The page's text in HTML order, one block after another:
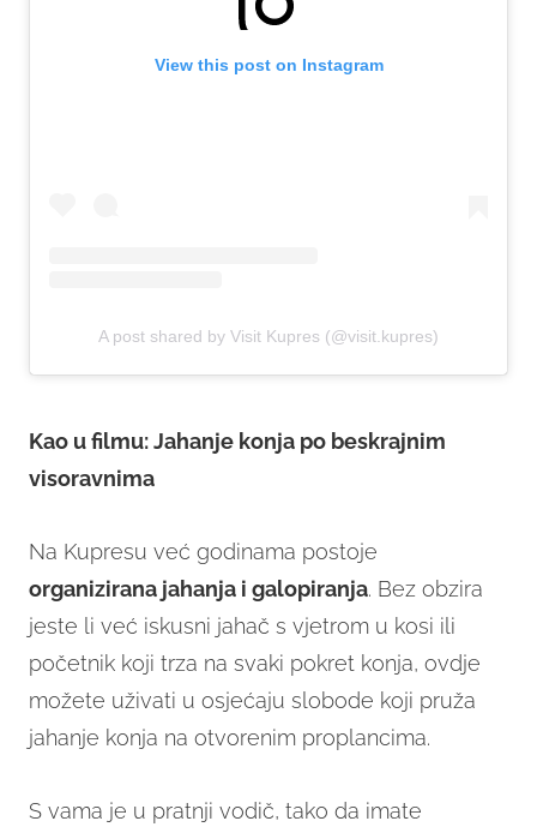
View this post on Instagram
A post shared by Visit Kupres (@visit.kupres)
Kao u filmu: Jahanje konja po beskrajnim
visoravnima
Na Kupresu već godinama postoje
organizirana jahanja i galopiranja. Bez obzira
jeste li već iskusni jahač s vjetrom u kosi ili
početnik koji trza na svaki pokret konja, ovdje
možete uživati u osjećaju slobode koji pruža
jahanje konja na otvorenim proplancima.
S vama je u pratnji vodič, tako da imate